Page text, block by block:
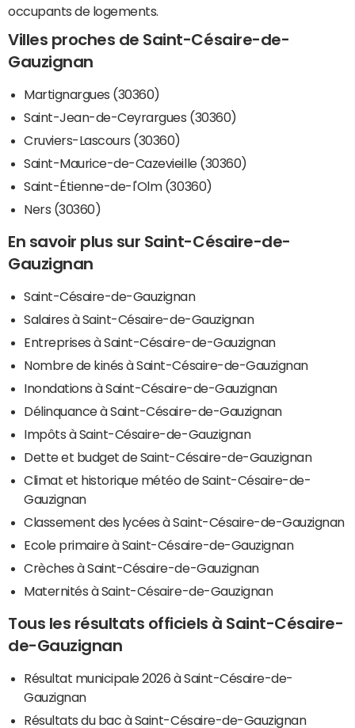
occupants de logements.
Villes proches de Saint-Césaire-de-
Gauzignan
Martignargues (30360)
Saint-Jean-de-Ceyrargues (30360)
Cruviers-Lascours (30360)
Saint-Maurice-de-Cazevieille (30360)
Saint-Étienne-de-l'Olm (30360)
Ners (30360)
En savoir plus sur Saint-Césaire-de-
Gauzignan
Saint-Césaire-de-Gauzignan
Salaires à Saint-Césaire-de-Gauzignan
Entreprises à Saint-Césaire-de-Gauzignan
Nombre de kinés à Saint-Césaire-de-Gauzignan
Inondations à Saint-Césaire-de-Gauzignan
Délinquance à Saint-Césaire-de-Gauzignan
Impôts à Saint-Césaire-de-Gauzignan
Dette et budget de Saint-Césaire-de-Gauzignan
Climat et historique météo de Saint-Césaire-de-
Gauzignan
Classement des lycées à Saint-Césaire-de-Gauzignan
Ecole primaire à Saint-Césaire-de-Gauzignan
Crèches à Saint-Césaire-de-Gauzignan
Maternités à Saint-Césaire-de-Gauzignan
Tous les résultats officiels à Saint-Césaire-
de-Gauzignan
Résultat municipale 2026 à Saint-Césaire-de-
Gauzignan
Résultats du bac à Saint-Césaire-de-Gauzignan